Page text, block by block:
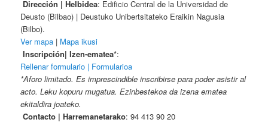
Dirección | Helbidea: Edificio Central de la Universidad de
Deusto (Bilbao) | Deustuko Unibertsitateko Eraikin Nagusia
(Bilbo).
Ver mapa | Mapa ikusi
Inscripción| Izen-ematea*:
Rellenar formulario | Formularioa
*Aforo limitado. Es imprescindible inscribirse para poder asistir al
acto. Leku kopuru mugatua. Ezinbestekoa da izena ematea
ekitaldira joateko.
Contacto | Harremanetarako: 94 413 90 20